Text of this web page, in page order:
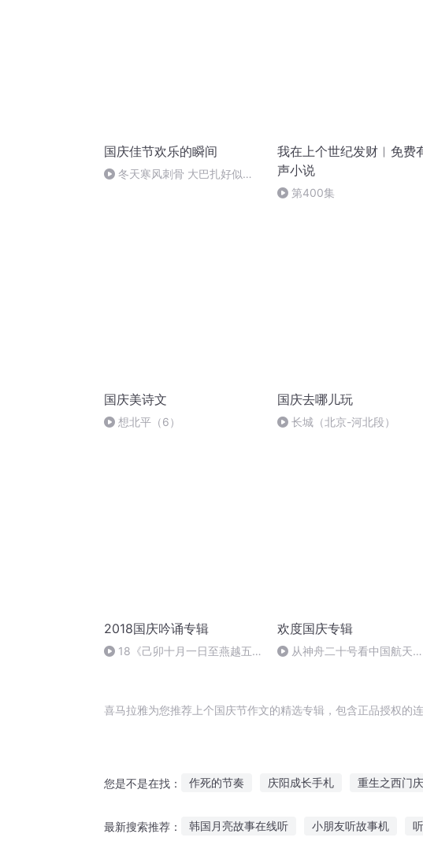
国庆佳节欢乐的瞬间
冬天寒风刺骨 大巴扎好似温
我在上个世纪发财︱免费
声小说
第400集
国庆美诗文
想北平（6）
国庆去哪儿玩
长城（北京-河北段）
2018国庆吟诵专辑
18《己卯十月一日至燕越五
欢度国庆专辑
从神舟二十号看中国航天
喜马拉雅为您推荐上个国庆节作文的精选专辑，包含正品授权的
您是不是在找： 作死的节奏 庆阳成长手札 重生之西门庆
最新搜索推荐： 韩国月亮故事在线听 小朋友听故事机